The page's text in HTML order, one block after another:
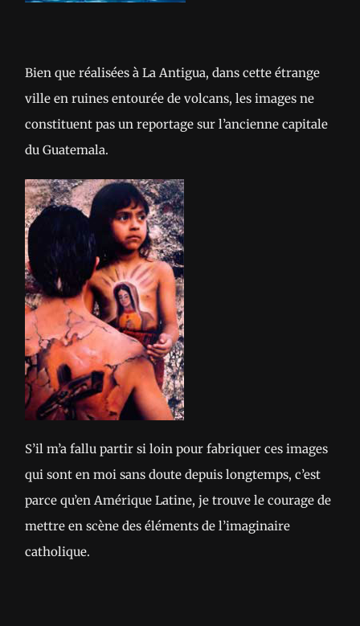
Bien que réalisées à La Antigua, dans cette étrange
ville en ruines entourée de volcans, les images ne
constituent pas un reportage sur l’ancienne capitale
du Guatemala.
S’il m’a fallu partir si loin pour fabriquer ces images
qui sont en moi sans doute depuis longtemps, c’est
parce qu’en Amérique Latine, je trouve le courage de
mettre en scène des éléments de l’imaginaire
catholique.